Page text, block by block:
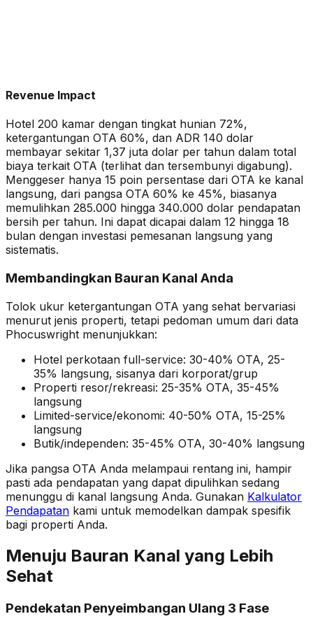
Revenue Impact
Hotel 200 kamar dengan tingkat hunian 72%,
ketergantungan OTA 60%, dan ADR 140 dolar
membayar sekitar 1,37 juta dolar per tahun dalam total
biaya terkait OTA (terlihat dan tersembunyi digabung).
Menggeser hanya 15 poin persentase dari OTA ke kanal
langsung, dari pangsa OTA 60% ke 45%, biasanya
memulihkan 285.000 hingga 340.000 dolar pendapatan
bersih per tahun. Ini dapat dicapai dalam 12 hingga 18
bulan dengan investasi pemesanan langsung yang
sistematis.
Membandingkan Bauran Kanal Anda
Tolok ukur ketergantungan OTA yang sehat bervariasi
menurut jenis properti, tetapi pedoman umum dari data
Phocuswright menunjukkan:
Hotel perkotaan full-service: 30-40% OTA, 25-
35% langsung, sisanya dari korporat/grup
Properti resor/rekreasi: 25-35% OTA, 35-45%
langsung
Limited-service/ekonomi: 40-50% OTA, 15-25%
langsung
Butik/independen: 35-45% OTA, 30-40% langsung
Jika pangsa OTA Anda melampaui rentang ini, hampir
pasti ada pendapatan yang dapat dipulihkan sedang
menunggu di kanal langsung Anda. Gunakan Kalkulator
Pendapatan kami untuk memodelkan dampak spesifik
bagi properti Anda.
Menuju Bauran Kanal yang Lebih
Sehat
Pendekatan Penyeimbangan Ulang 3 Fase